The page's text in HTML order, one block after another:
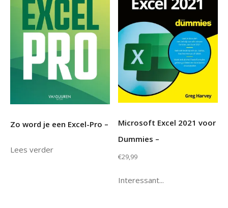
Zo word je een Excel-Pro –
Lees verder
Microsoft Excel 2021 voor
Dummies –
€29,99
Interessant...